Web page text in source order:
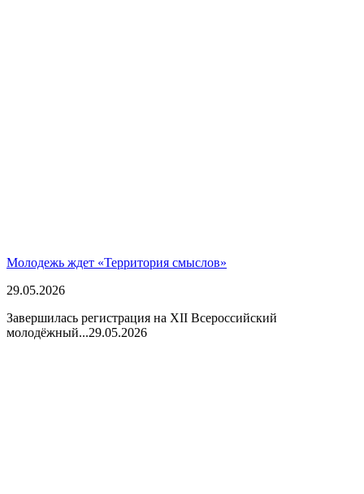
Молодежь ждет «Территория смыслов»
29.05.2026
Завершилась регистрация на XII Всероссийский
молодёжный...29.05.2026